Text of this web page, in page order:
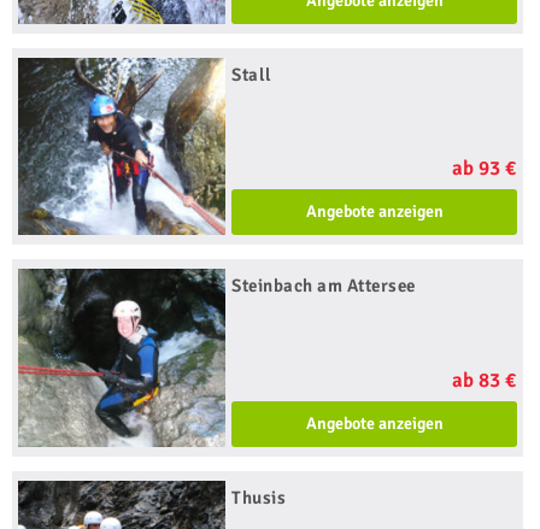
Stall
ab 93 €
Angebote anzeigen
Steinbach am Attersee
ab 83 €
Angebote anzeigen
Thusis